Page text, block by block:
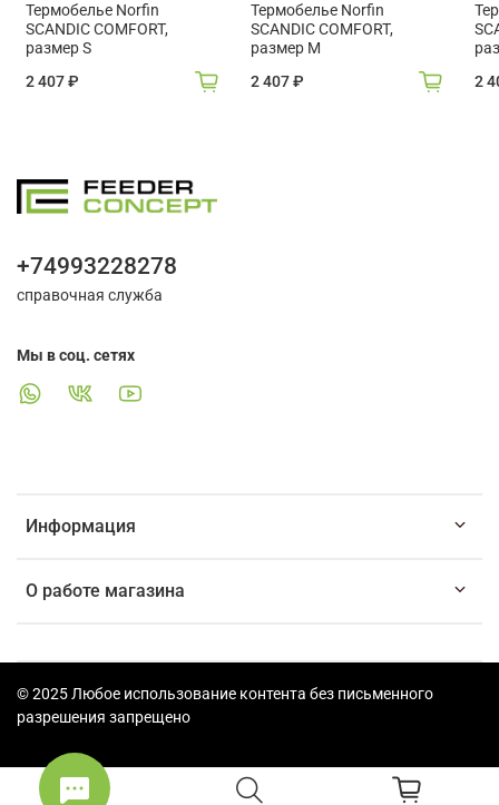
Термобелье Norfin
SCANDIC COMFORT,
размер S
2 407 ₽
Термобелье Norfin
SCANDIC COMFORT,
размер M
2 407 ₽
2
Информация
О работе магазина
+74993228278
справочная служба
Мы в соц. сетях
© 2025 Любое использование контента без письменного
разрешения запрещено